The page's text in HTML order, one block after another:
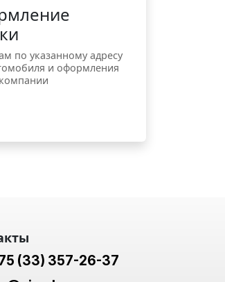
по указанному адресу
и оформления
(33) 357-26-37